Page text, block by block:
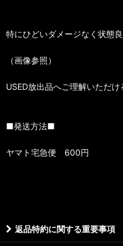
特にひどいダメージなく状態良
（画像参照）
USED放出品へご理解いただけ
■発送方法■
ヤマト宅急便 600円
返品特約に関する重要事項